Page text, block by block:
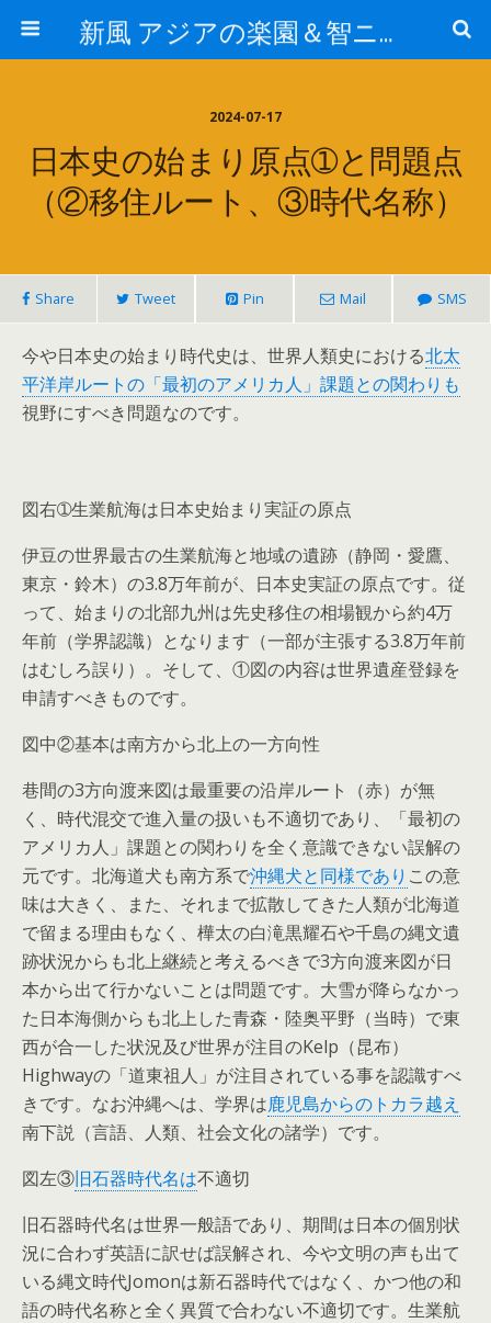
新風 アジアの楽園＆智ニア来富
2024-07-17
日本史の始まり原点➀と問題点
（②移住ルート、③時代名称）
Share Tweet Pin Mail SMS
今や日本史の始まり時代史は、世界人類史における北太
平洋岸ルートの「最初のアメリカ人」課題との関わりも
視野にすべき問題なのです。
図右➀生業航海は日本史始まり実証の原点
伊豆の世界最古の生業航海と地域の遺跡（静岡・愛鷹、
東京・鈴木）の3.8万年前が、日本史実証の原点です。従
って、始まりの北部九州は先史移住の相場観から約4万
年前（学界認識）となります（一部が主張する3.8万年前
はむしろ誤り）。そして、①図の内容は世界遺産登録を
申請すべきものです。
図中②基本は南方から北上の一方向性
巷間の3方向渡来図は最重要の沿岸ルート（赤）が無
く、時代混交で進入量の扱いも不適切であり、「最初の
アメリカ人」課題との関わりを全く意識できない誤解の
元です。北海道犬も南方系で沖縄犬と同様であり この意
味は大きく、また、それまで拡散してきた人類が北海道
で留まる理由もなく、樺太の白滝黒耀石や千島の縄文遺
跡状況からも北上継続と考えるべきで3方向渡来図が日
本から出て行かないことは問題です。大雪が降らなかっ
た日本海側からも北上した青森・陸奥平野（当時）で東
西が合一した状況及び世界が注目のKelp（昆布）
Highwayの「道東祖人」が注目されている事を認識すべ
きです。なお沖縄へは、学界は鹿児島からのトカラ越え
南下説（言語、人類、社会文化の諸学）です。
図左③旧石器時代名は不適切
旧石器時代名は世界一般語であり、期間は日本の個別状
況に合わず英語に訳せば誤解され、今や文明の声も出て
いる縄文時代Jomonは新石器時代ではなく、かつ他の和
語の時代名称と全く異質で合わない不適切です。生業航